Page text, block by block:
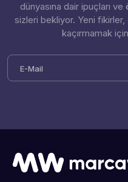
dünyasına dair ipuçları
sizleri bekliyor. Yeni fikirler,
kaçırmamak